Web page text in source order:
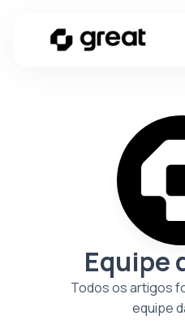
Equipe
Todos os artigos
equipe